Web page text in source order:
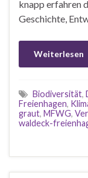
knapp erfahren
Geschichte,
Weiterlesen
Biodiversität,
Freienhagen,
graut, MFWG,
waldeck-